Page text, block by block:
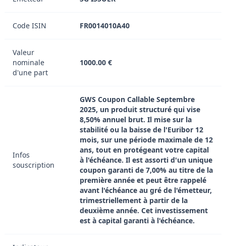
Code ISIN FR0014010A40
Valeur
nominale
d'une part
1000.00 €
Infos
souscription
GWS Coupon Callable Septembre
2025, un produit structuré qui vise
8,50% annuel brut. Il mise sur la
stabilité ou la baisse de l'Euribor 12
mois, sur une période maximale de 12
ans, tout en protégeant votre capital
à l'échéance. Il est assorti d'un unique
coupon garanti de 7,00% au titre de la
première année et peut être rappelé
avant l'échéance au gré de l'émetteur,
trimestriellement à partir de la
deuxième année. Cet investissement
est à capital garanti à l'échéance.